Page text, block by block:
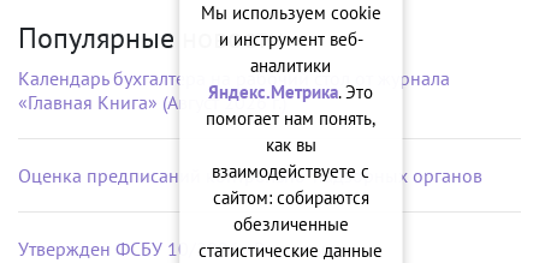
Популярные новости
Календарь бухгалтера на рабочий стол от журнала
«Главная Книга» (Август 2026 г.)
Оценка предписаний контрольно-надзорных органов
Утвержден ФСБУ 10/2026 «Расходы»
Мы используем cookie
и инструмент веб-
аналитики
Яндекс.Метрика. Это
помогает нам понять,
как вы
взаимодействуете с
сайтом: собираются
обезличенные
статистические данные